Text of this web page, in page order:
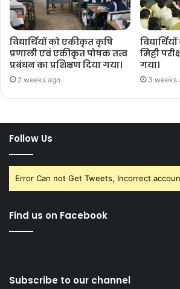
विद्यार्थियों को एकीकृत कृषि
प्रणाली एवं एकीकृत पोषक तत्व
प्रबंधन का प्रशिक्षण दिया गया।
2 weeks ago
मिट्टी
गया।
3 weeks
Follow Us
Error Can not Get Tweets, Incorrect
Find us on Facebook
Subscribe to our channel